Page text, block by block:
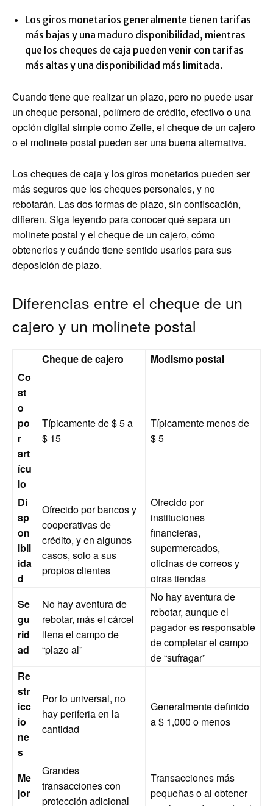
Los giros monetarios generalmente tienen tarifas
más bajas y una maduro disponibilidad, mientras
que los cheques de caja pueden venir con tarifas
más altas y una disponibilidad más limitada.
Cuando tiene que realizar un plazo, pero no puede usar
un cheque personal, polímero de crédito, efectivo o una
opción digital simple como Zelle, el cheque de un cajero
o el molinete postal pueden ser una buena alternativa.
Los cheques de caja y los giros monetarios pueden ser
más seguros que los cheques personales, y no
rebotarán. Las dos formas de plazo, sin confiscación,
difieren. Siga leyendo para conocer qué separa un
molinete postal y el cheque de un cajero, cómo
obtenerlos y cuándo tiene sentido usarlos para sus
deposición de plazo.
Diferencias entre el cheque de un
cajero y un molinete postal
Cheque de cajero
Modismo postal
Co
st
o
po
r
art
ícu
lo
Típicamente de $ 5 a
$ 15
Típicamente menos de
$ 5
Di
sp
on
ibil
ida
d
Ofrecido por bancos y
cooperativas de
crédito, y en algunos
casos, solo a sus
propios clientes
Ofrecido por
instituciones
financieras,
supermercados,
oficinas de correos y
otras tiendas
Se
gu
rid
ad
No hay aventura de
rebotar, más el cárcel
llena el campo de
“plazo al”
No hay aventura de
rebotar, aunque el
pagador es responsable
de completar el campo
de “sufragar”
Re
str
icc
io
ne
s
Por lo universal, no
hay periferia en la
cantidad
Generalmente definido
a $ 1,000 o menos
Me
jor
Grandes
transacciones con
protección adicional
Transacciones más
pequeñas o al obtener